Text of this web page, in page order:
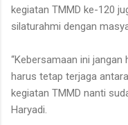
kegiatan TMMD ke-120
silaturahmi dengan
“Kebersamaan ini
harus tetap terjaga
kegiatan TMMD nanti
Haryadi.